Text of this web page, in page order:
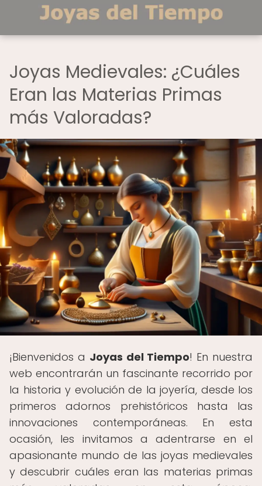
Joyas Medievales: ¿Cuáles
Eran las Materias Primas
más Valoradas?
¡Bienvenidos a Joyas del Tiempo! En nuestra
web encontrarán un fascinante recorrido por
la historia y evolución de la joyería, desde los
primeros adornos prehistóricos hasta las
innovaciones contemporáneas. En esta
ocasión, les invitamos a adentrarse en el
apasionante mundo de las joyas medievales
y descubrir cuáles eran las materias primas